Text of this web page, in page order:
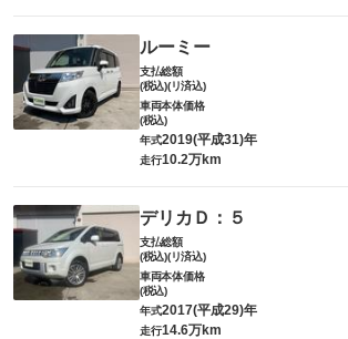
ルーミー
支払総額
(税込)(リ済込)
車両本体価格
(税込)
年式2019(平成31)年
走行10.2万km
デリカＤ：５
支払総額
(税込)(リ済込)
車両本体価格
(税込)
年式2017(平成29)年
走行14.6万km